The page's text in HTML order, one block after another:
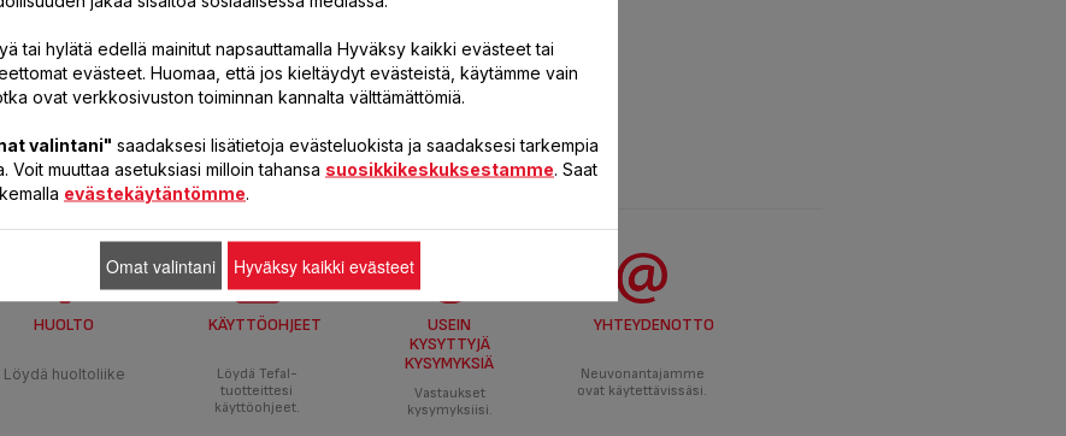
HUOLTO
Löydä huoltoliike
KÄYTTÖOHJEET
Löydä Tefal-
tuotteittesi
käyttöohjeet.
USEIN
KYSYTTYJÄ
KYSYMYKSIÄ
Vastaukset
kysymyksiisi.
YHTEYDENOTTO
Neuvonantajamme
ovat käytettävissäsi.
tai hylätä edellä mainitut napsauttamalla Hyväksy kaikki evästeet tai
evästeet. Huomaa, että jos kieltäydyt evästeistä, käytämme vain
ovat verkkosivuston toiminnan kannalta välttämättömiä.
valintani" saadaksesi lisätietoja evästeluokista ja saadaksesi tarkempia
Voit muuttaa asetuksiasi milloin tahansa suosikkikeskuksestamme. Saat
evästekäytäntömme.
Omat valintani Hyväksy kaikki evästeet